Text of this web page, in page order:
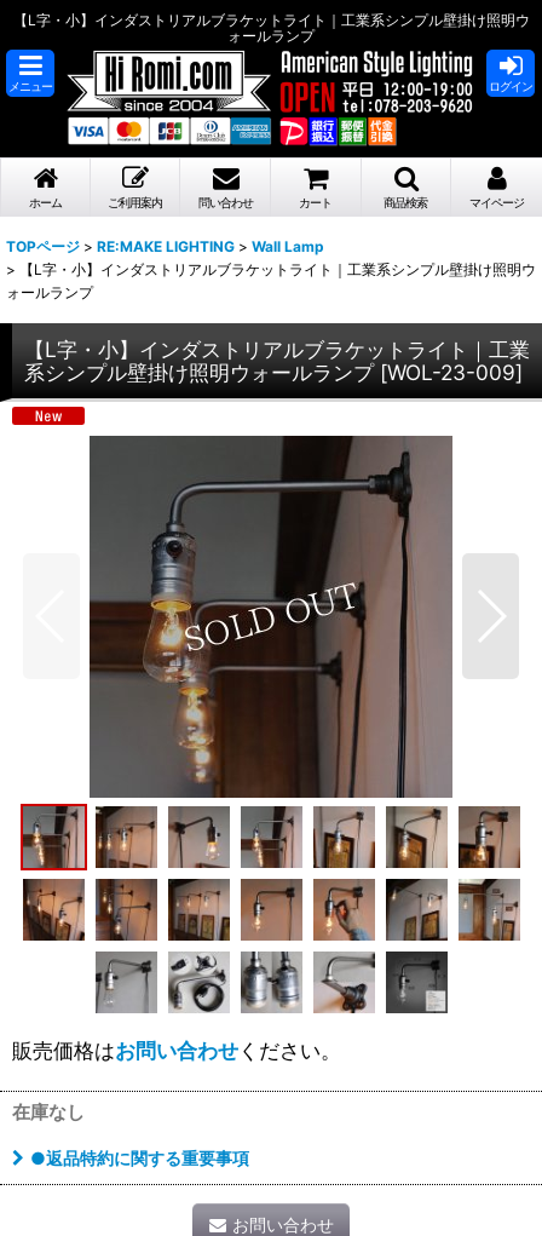
【L字・小】インダストリアルブラケットライト｜工業系シンプル壁掛け照明ウ
ォールランプ
メニュー ログイン
ホーム ご利用案内 問い合わせ カート 商品検索 マイページ
TOPページ > RE:MAKE LIGHTING > Wall Lamp
>
【L字・小】インダストリアルブラケットライト｜工業系シンプル壁掛け照明ウ
ォールランプ
【L字・小】インダストリアルブラケットライト｜工業
系シンプル壁掛け照明ウォールランプ [WOL-23-009]
販売価格はお問い合わせください。
在庫なし
●返品特約に関する重要事項
お問い合わせ